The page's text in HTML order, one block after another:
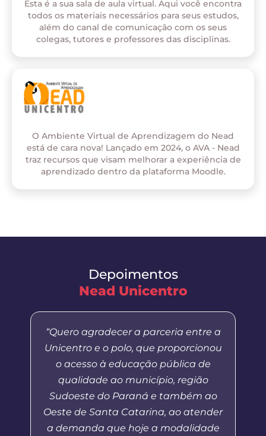
Esta é a sua sala de aula virtual. Aqui você encontra
todos os materiais necessários para seus estudos,
além do canal de comunicação com os seus
colegas, tutores e professores das disciplinas.
O Ambiente Virtual de Aprendizagem do Nead
está de cara nova! Lançado em 2024, o AVA - Nead
traz recursos que visam melhorar a experiência de
aprendizado dentro da plataforma Moodle.
Depoimentos
Nead Unicentro
“Quero agradecer a parceria entre a
Unicentro e o polo, que proporcionou
o acesso à educação pública de
qualidade ao município, região
Sudoeste do Paraná e também ao
Oeste de Santa Catarina, ao atender
a demanda que hoje a modalidade